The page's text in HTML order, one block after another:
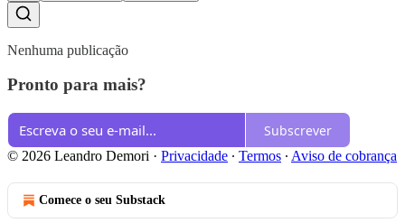
Nenhuma publicação
Pronto para mais?
Subscrever
© 2026 Leandro Demori · Privacidade ∙ Termos ∙ Aviso de cobrança
Comece o seu Substack